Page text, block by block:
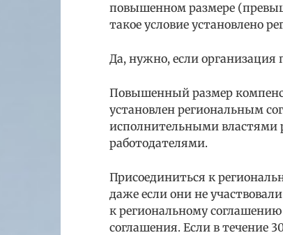
повышенном размере
такое условие установлено
Да, нужно, если организация
Повышенный размер
установлен региональным
исполнительными властями
работодателями.
Присоединиться к
даже если они не
к региональному
соглашения. Если в течение